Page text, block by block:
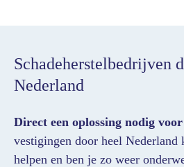
Schadeherstelbedrijven
Nederland
Direct een oplossing nodig
vestigingen door heel
helpen en ben je zo weer